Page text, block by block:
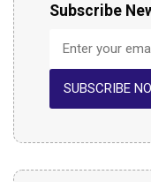
Subscribe
SUBSCRIBE